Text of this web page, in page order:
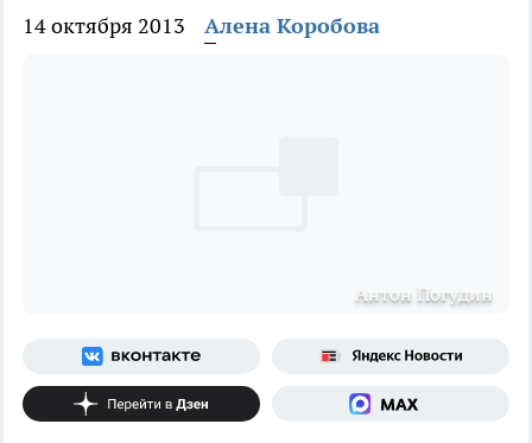
14 октября 2013 Алена Коробова
Антон Погудин